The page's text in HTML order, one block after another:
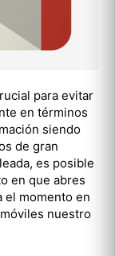
para evitar
en términos
siendo
de gran
es posible
en que abres
el momento en
nuestro